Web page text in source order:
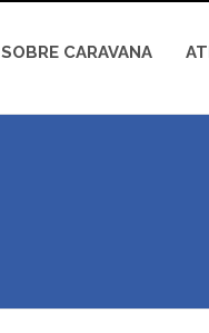
SOBRE CARAVANA